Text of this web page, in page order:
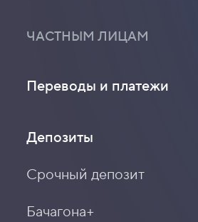
ЧАСТНЫМ ЛИЦАМ
Переводы и платежи
Депозиты
Срочный депозит
Бачагона+